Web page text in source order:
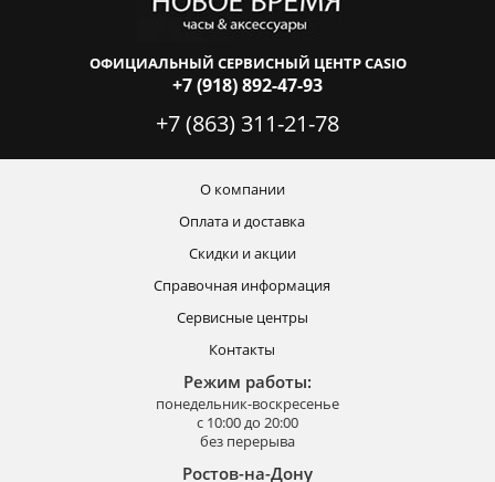
ОФИЦИАЛЬНЫЙ СЕРВИСНЫЙ ЦЕНТР CASIO
+7 (918) 892-47-93
+7 (863) 311-21-78
О компании
Оплата и доставка
Скидки и акции
Справочная информация
Сервисные центры
Контакты
Режим работы:
понедельник-воскресенье
с 10:00 до 20:00
без перерыва
Ростов-на-Дону